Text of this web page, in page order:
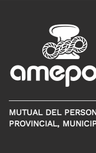
MUTUAL DEL
PROVINCIAL,